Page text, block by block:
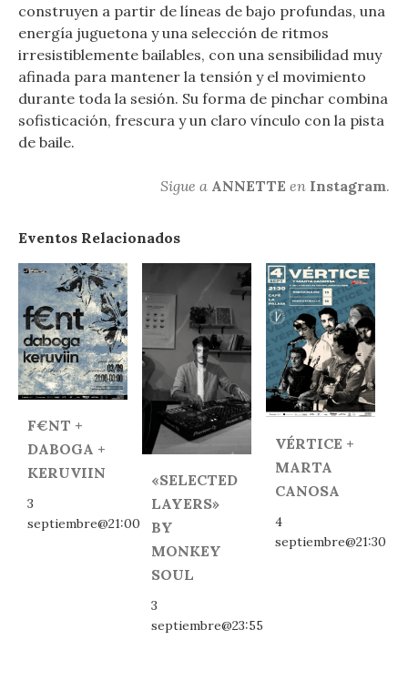
construyen a partir de líneas de bajo profundas, una
energía juguetona y una selección de ritmos
irresistiblemente bailables, con una sensibilidad muy
afinada para mantener la tensión y el movimiento
durante toda la sesión. Su forma de pinchar combina
sofisticación, frescura y un claro vínculo con la pista
de baile.
Sigue a ANNETTE en Instagram.
Eventos Relacionados
F€NT +
DABOGA +
KERUVIIN
3
septiembre@21:00
«SELECTED
LAYERS»
BY
MONKEY
SOUL
3
septiembre@23:55
VÉRTICE +
MARTA
CANOSA
4
septiembre@21:30